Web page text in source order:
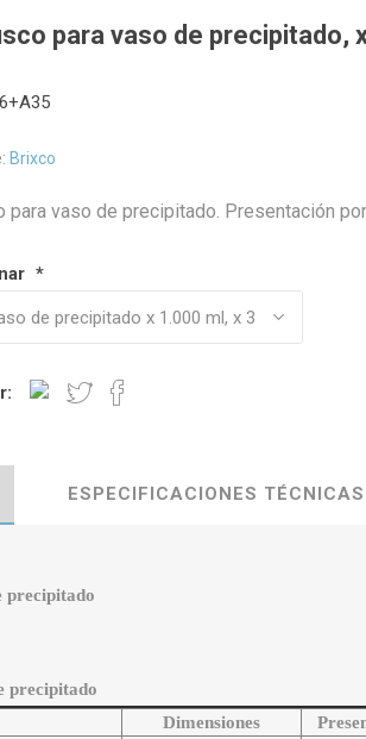
para vaso de precipitado,
Brixco
para vaso de precipitado. Presentación
*
ESPECIFICACIONES TÉCNICAS
precipitado
precipitado
Dimensiones